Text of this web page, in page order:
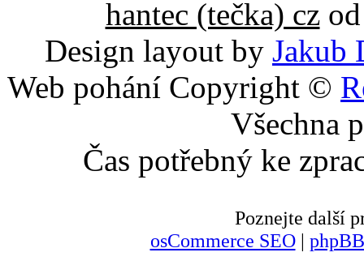
hantec (tečka) czod
Design layout by Jakub
Web pohání Copyright ©
Všechna
Čas potřebný ke
Poznejte další
osCommerce SEO|